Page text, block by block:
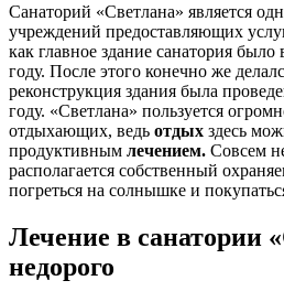
Санаторий «Светлана» является
учреждений предоставляющих
как главное здание санатория было
году. После этого конечно же
реконструкция здания была
году. «Светлана» пользуется
отдыхающих, ведь отдых здесь
продуктивным лечением. Совсем
располагается собственный
погреться на солнышке и
Лечение в санатории
недорого